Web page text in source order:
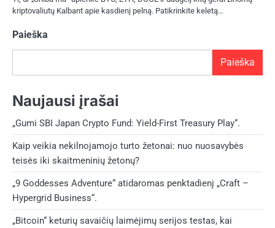
kriptovaliutų Kalbant apie kasdienį pelną. Patikrinkite keletą…
Paieška
Paieška
Naujausi įrašai
„Gumi SBI Japan Crypto Fund: Yield-First Treasury Play“.
Kaip veikia nekilnojamojo turto žetonai: nuo nuosavybės
teisės iki skaitmeninių žetonų?
„9 Goddesses Adventure“ atidaromas penktadienį „Craft –
Hypergrid Business“.
„Bitcoin“ keturių savaičių laimėjimų serijos testas, kai